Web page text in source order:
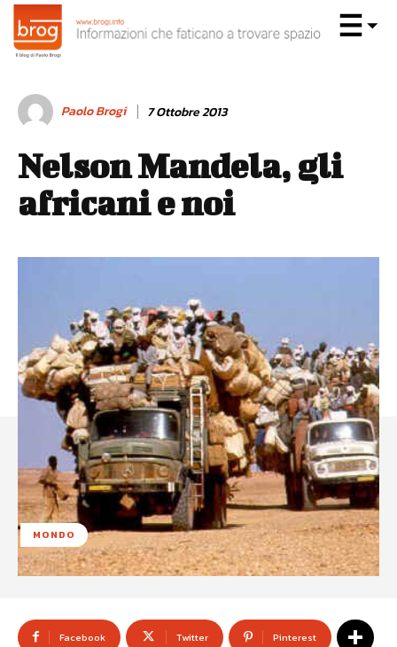
Paolo Brogi 7 Ottobre 2013
Nelson Mandela, gli
africani e noi
MONDO
Facebook Twitter Pinterest